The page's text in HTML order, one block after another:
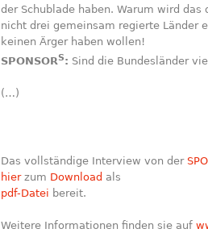
der Schublade haben. Warum wird
nicht drei gemeinsam regierte Länder
keinen Ärger haben wollen!
SPONSORS: Sind die Bundesländer
(…)
Das vollständige Interview von der
hierzum Download als
pdf-Datei bereit.
Weitere Informationen finden sie auf